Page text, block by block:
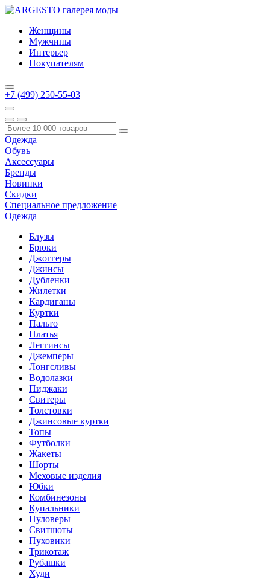
Женщины
Мужчины
Интерьер
Покупателям
+7 (499) 250-55-03
Одежда
Обувь
Аксессуары
Бренды
Новинки
Скидки
Специальное предложение
Одежда
Блузы
Брюки
Джоггеры
Джинсы
Дубленки
Жилетки
Кардиганы
Куртки
Пальто
Платья
Леггинсы
Джемперы
Лонгсливы
Водолазки
Пиджаки
Свитеры
Толстовки
Джинсовые куртки
Топы
Футболки
Жакеты
Шорты
Меховые изделия
Юбки
Комбинезоны
Купальники
Пуловеры
Свитшоты
Пуховики
Трикотаж
Рубашки
Худи